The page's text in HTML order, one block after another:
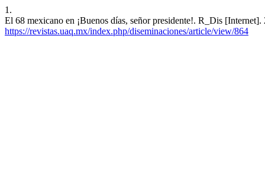
1.
El 68 mexicano en ¡Buenos días, señor presidente!. R_Dis
https://revistas.uaq.mx/index.php/diseminaciones/article/view/864